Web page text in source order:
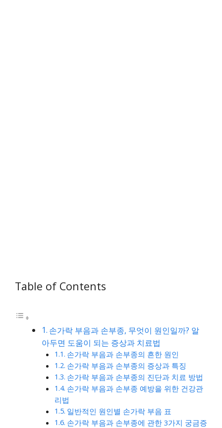
Table of Contents
손가락 부음과 손부종, 무엇이 원인일까? 알
아두면 도움이 되는 증상과 치료법
손가락 부음과 손부종의 흔한 원인
손가락 부음과 손부종의 증상과 특징
손가락 부음과 손부종의 진단과 치료 방법
손가락 부음과 손부종 예방을 위한 건강관
리법
일반적인 원인별 손가락 부음 표
손가락 부음과 손부종에 관한 3가지 궁금증